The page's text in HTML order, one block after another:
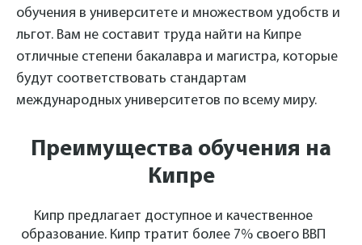
обучения в университете и множеством удобств и
льгот. Вам не составит труда найти на Кипре
отличные степени бакалавра и магистра, которые
будут соответствовать стандартам
международных университетов по всему миру.
Преимущества обучения на
Кипре
Кипр предлагает доступное и качественное
образование. Кипр тратит более 7% своего ВВП